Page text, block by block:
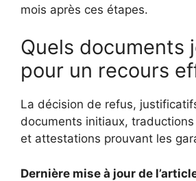
mois après ces étapes.
Quels documents
pour un recours
La décision de refus,
documents initiaux,
et attestations prouvant les
Dernière mise à jour de